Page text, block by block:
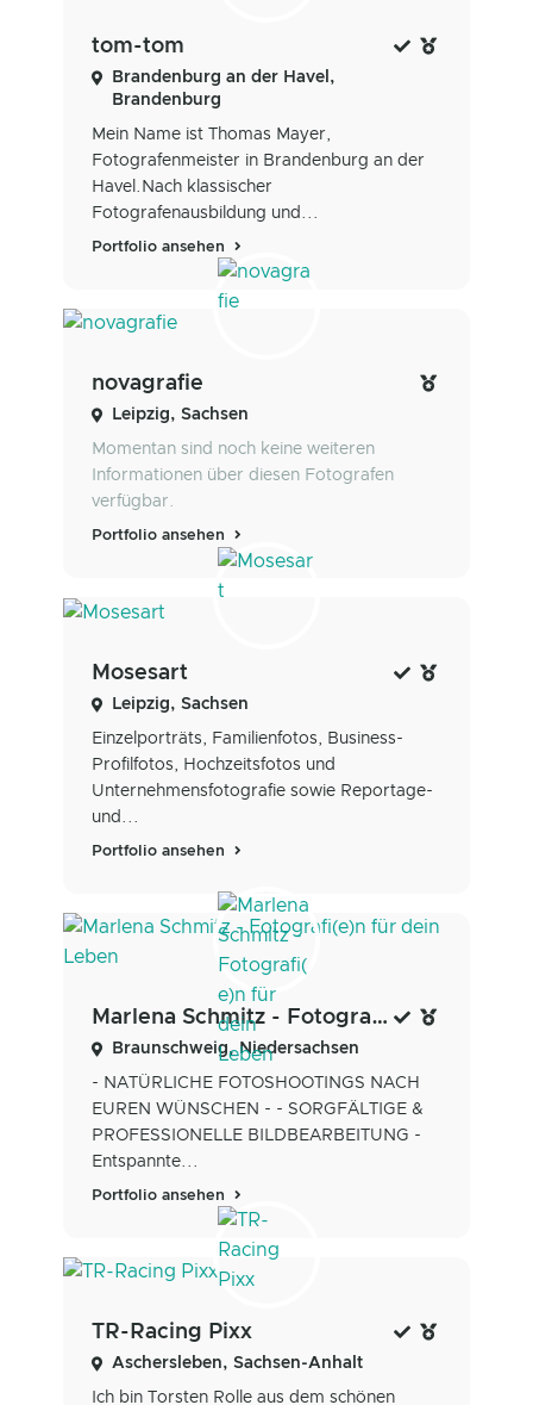
tom-tom
Brandenburg an der Havel,
Brandenburg
Mein Name ist Thomas Mayer,
Fotografenmeister in Brandenburg an der
Havel.Nach klassischer
Fotografenausbildung und...
Portfolio ansehen
novagrafie
Leipzig, Sachsen
Momentan sind noch keine weiteren
Informationen über diesen Fotografen
verfügbar.
Portfolio ansehen
Mosesart
Leipzig, Sachsen
Einzelporträts, Familienfotos, Business-
Profilfotos, Hochzeitsfotos und
Unternehmensfotografie sowie Reportage-
und...
Portfolio ansehen
Marlena Schmitz - Fotografi(e)n für dein Leben
Braunschweig, Niedersachsen
- NATÜRLICHE FOTOSHOOTINGS NACH
EUREN WÜNSCHEN - - SORGFÄLTIGE &
PROFESSIONELLE BILDBEARBEITUNG -
Entspannte...
Portfolio ansehen
TR-Racing Pixx
Aschersleben, Sachsen-Anhalt
Ich bin Torsten Rolle aus dem schönen